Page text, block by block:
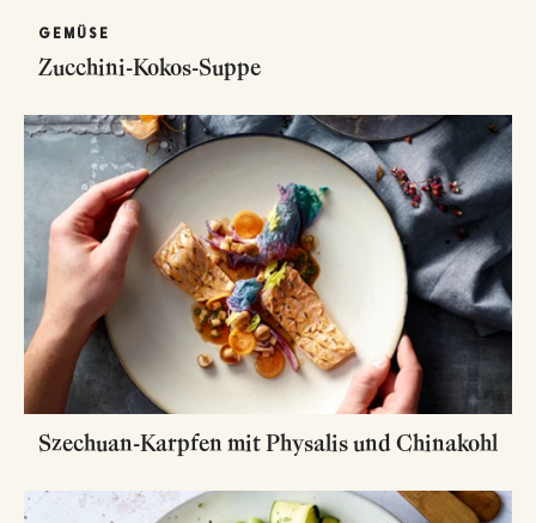
GEMÜSE
Zucchini-Kokos-Suppe
Szechuan-Karpfen mit Physalis und Chinakohl